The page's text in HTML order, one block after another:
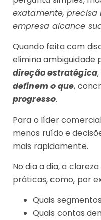
exatamente,
empresa alcance
Quando feita com
elimina ambiguidade
direção estratégica
definem o que,
progresso.
Para o líder
menos ruído e
mais rapidamente.
No dia a dia, a
práticas, como, por
Quais
Quais contas